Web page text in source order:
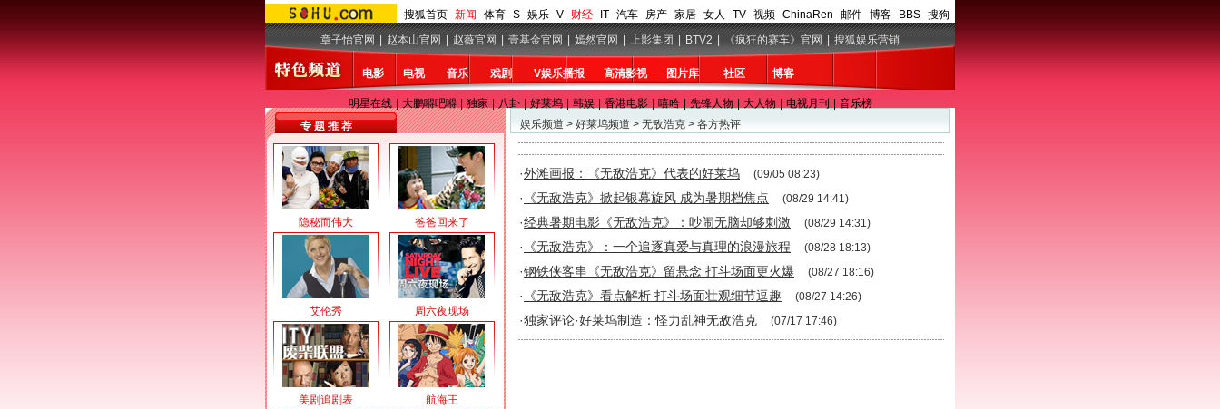
搜狐首页-新闻 -体育-S-娱乐-V- 财经- IT-汽车- 房产-家居-女人 -TV-视频-ChinaRen -邮件-博客- BBS-搜狗
章子怡官网
赵本山官网 赵薇官网 壹基金官网 嫣然官网 上影集团 BTV2 《疯狂的赛车》官网 搜狐娱乐营销
电影 电视 音乐 戏剧 V娱乐播报 高清影视 图片库 社区 博客
明星在线 大鹏嘚吧嘚 独家 八卦 好莱坞 韩娱 香港电影 嘻哈 先锋人物 大人物 电视月刊
音乐榜
专 题 推 荐
隐秘而伟大 爸爸回来了
艾伦秀 周六夜现场
美剧追剧表 航海王
娱乐频道 > 好莱坞频道 > 无敌浩克 > 各方热评
·外滩画报：《无敌浩克》代表的好莱坞 (09/05 08:23)
· 《无敌浩克》掀起银幕旋风 成为暑期档焦点 (08/29 14:41)
·经典暑期电影《无敌浩克》：吵闹无脑却够刺激 (08/29 14:31)
· 《无敌浩克》：一个追逐真爱与真理的浪漫旅程 (08/28 18:13)
·钢铁侠客串《无敌浩克》留悬念 打斗场面更火爆 (08/27 18:16)
· 《无敌浩克》看点解析 打斗场面壮观细节逗趣 (08/27 14:26)
·独家评论·好莱坞制造：怪力乱神无敌浩克 (07/17 17:46)